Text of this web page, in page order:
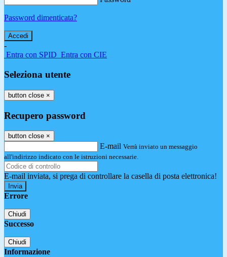
Password dimenticata?
-
Entra con SPID Entra con CIE
Seleziona utente
button close ×
Recupero password
button close ×
E-mail Verrà inviato un messaggio
all'indirizzo indicato con le istruzioni necessarie.
E-mail inviata, si prega di controllare la casella di posta elettronica!
Errore
Chiudi
Successo
Chiudi
Informazione